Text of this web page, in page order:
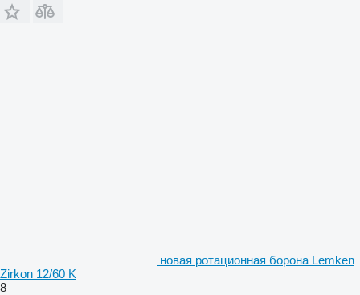
новая ротационная борона Lemken
Zirkon 12/60 K
8